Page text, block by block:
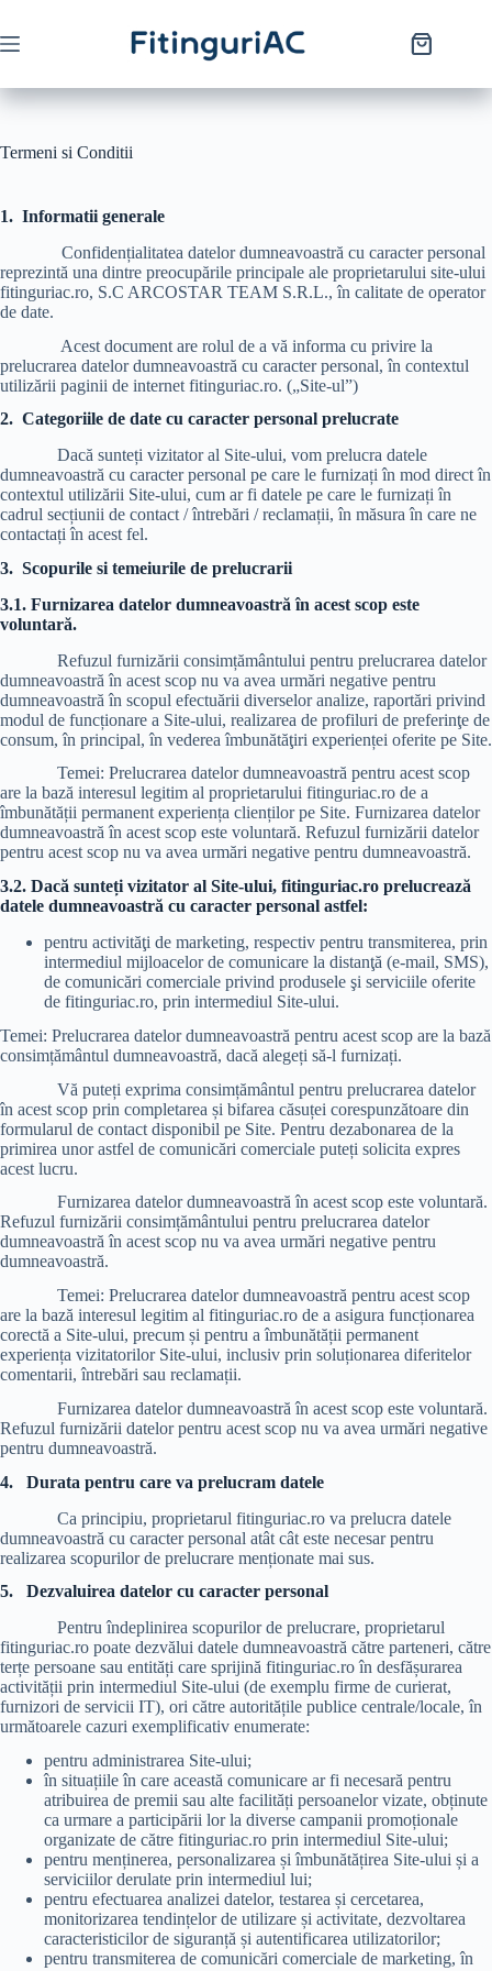
Termeni si Conditii
1. Informatii generale
Confidențialitatea datelor dumneavoastră cu caracter personal
reprezintă una dintre preocupările principale ale proprietarului site-ului
fitinguriac.ro, S.C ARCOSTAR TEAM S.R.L., în calitate de operator
de date.
Acest document are rolul de a vă informa cu privire la
prelucrarea datelor dumneavoastră cu caracter personal, în contextul
utilizării paginii de internet fitinguriac.ro. („Site-ul”)
2. Categoriile de date cu caracter personal prelucrate
Dacă sunteți vizitator al Site-ului, vom prelucra datele
dumneavoastră cu caracter personal pe care le furnizați în mod direct în
contextul utilizării Site-ului, cum ar fi datele pe care le furnizați în
cadrul secțiunii de contact / întrebări / reclamații, în măsura în care ne
contactați în acest fel.
3. Scopurile si temeiurile de prelucrarii
3.1. Furnizarea datelor dumneavoastră în acest scop este
voluntară.
Refuzul furnizării consimțământului pentru prelucrarea datelor
dumneavoastră în acest scop nu va avea urmări negative pentru
dumneavoastră în scopul efectuării diverselor analize, raportări privind
modul de funcționare a Site-ului, realizarea de profiluri de preferinţe de
consum, în principal, în vederea îmbunătăţiri experienței oferite pe Site.
Temei: Prelucrarea datelor dumneavoastră pentru acest scop
are la bază interesul legitim al proprietarului fitinguriac.ro de a
îmbunătății permanent experiența clienților pe Site. Furnizarea datelor
dumneavoastră în acest scop este voluntară. Refuzul furnizării datelor
pentru acest scop nu va avea urmări negative pentru dumneavoastră.
3.2. Dacă sunteți vizitator al Site-ului, fitinguriac.ro prelucrează
datele dumneavoastră cu caracter personal astfel:
pentru activităţi de marketing, respectiv pentru transmiterea, prin
intermediul mijloacelor de comunicare la distanţă (e-mail, SMS),
de comunicări comerciale privind produsele şi serviciile oferite
de fitinguriac.ro, prin intermediul Site-ului.
Temei: Prelucrarea datelor dumneavoastră pentru acest scop are la bază
consimțământul dumneavoastră, dacă alegeți să-l furnizați.
Vă puteți exprima consimțământul pentru prelucrarea datelor
în acest scop prin completarea și bifarea căsuței corespunzătoare din
formularul de contact disponibil pe Site. Pentru dezabonarea de la
primirea unor astfel de comunicări comerciale puteți solicita expres
acest lucru.
Furnizarea datelor dumneavoastră în acest scop este voluntară.
Refuzul furnizării consimțământului pentru prelucrarea datelor
dumneavoastră în acest scop nu va avea urmări negative pentru
dumneavoastră.
Temei: Prelucrarea datelor dumneavoastră pentru acest scop
are la bază interesul legitim al fitinguriac.ro de a asigura funcționarea
corectă a Site-ului, precum și pentru a îmbunătății permanent
experiența vizitatorilor Site-ului, inclusiv prin soluționarea diferitelor
comentarii, întrebări sau reclamații.
Furnizarea datelor dumneavoastră în acest scop este voluntară.
Refuzul furnizării datelor pentru acest scop nu va avea urmări negative
pentru dumneavoastră.
4.
Durata pentru care va prelucram datele
Ca principiu, proprietarul fitinguriac.ro va prelucra datele
dumneavoastră cu caracter personal atât cât este necesar pentru
realizarea scopurilor de prelucrare menționate mai sus.
5.
Dezvaluirea datelor cu caracter personal
Pentru îndeplinirea scopurilor de prelucrare, proprietarul
fitinguriac.ro poate dezvălui datele dumneavoastră către parteneri, către
terțe persoane sau entități care sprijină fitinguriac.ro în desfășurarea
activității prin intermediul Site-ului (de exemplu firme de curierat,
furnizori de servicii IT), ori către autoritățile publice centrale/locale, în
următoarele cazuri exemplificativ enumerate:
pentru administrarea Site-ului;
în situațiile în care această comunicare ar fi necesară pentru
atribuirea de premii sau alte facilități persoanelor vizate, obținute
ca urmare a participării lor la diverse campanii promoționale
organizate de către fitinguriac.ro prin intermediul Site-ului;
pentru menținerea, personalizarea și îmbunătățirea Site-ului și a
serviciilor derulate prin intermediul lui;
pentru efectuarea analizei datelor, testarea și cercetarea,
monitorizarea tendințelor de utilizare și activitate, dezvoltarea
caracteristicilor de siguranță și autentificarea utilizatorilor;
pentru transmiterea de comunicări comerciale de marketing, în